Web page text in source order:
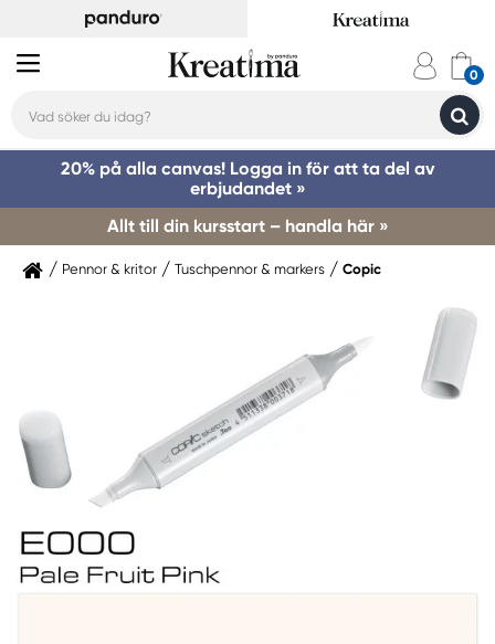
20% på alla canvas! Logga in för att ta del av
erbjudandet »
Allt till din kursstart – handla här »
Pennor & kritor Tuschpennor & markers Copic